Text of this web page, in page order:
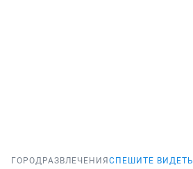
ГОРОД РАЗВЛЕЧЕНИЯ СПЕШИТЕ ВИДЕТЬ